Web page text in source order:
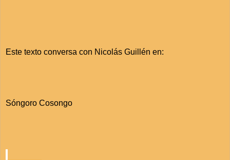
Este texto conversa con Nicolás Guillén en:
Sóngoro Cosongo